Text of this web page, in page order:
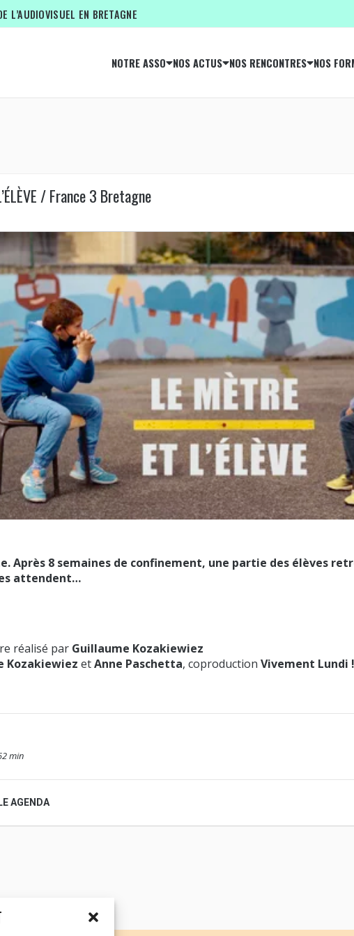
L’AUDIOVISUEL EN BRETAGNE
NOTRE ASSO NOS ACTUS NOS RENCONTRES NOS
/ France 3 Bretagne
Après 8 semaines de confinement, une partie des élèves
attendent…
réalisé par Guillaume Kozakiewiez
Kozakiewiez etAnne Paschetta, coproduction Vivement Lundi !
min
AGENDA